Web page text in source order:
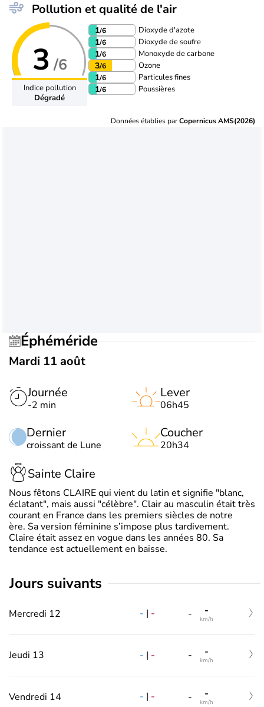
Pollution et qualité de l'air
3 /6
Indice pollution
Dégradé
1/6 Dioxyde d'azote
1/6 Dioxyde de soufre
1/6 Monoxyde de carbone
3/6 Ozone
1/6 Particules fines
1/6 Poussières
Données établies parCopernicus AMS(2026)
Éphéméride
Mardi 11 août
Journée
-2 min
Dernier
croissant de Lune
Lever
06h45
Coucher
20h34
Sainte Claire
Nous fêtons CLAIRE qui vient du latin et signifie "blanc,
éclatant", mais aussi "célèbre". Clair au masculin était très
courant en France dans les premiers siècles de notre
ère. Sa version féminine s’impose plus tardivement.
Claire était assez en vogue dans les années 80. Sa
tendance est actuellement en baisse.
jours suivants
Mercredi 12 - | - - -
km/h
Jeudi 13 - | - - -
km/h
Vendredi 14 - | - - -
km/h